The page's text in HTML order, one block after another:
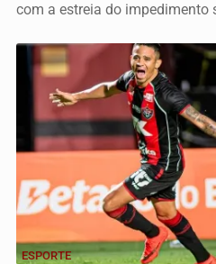
com a estreia do impedimento
ESPORTE